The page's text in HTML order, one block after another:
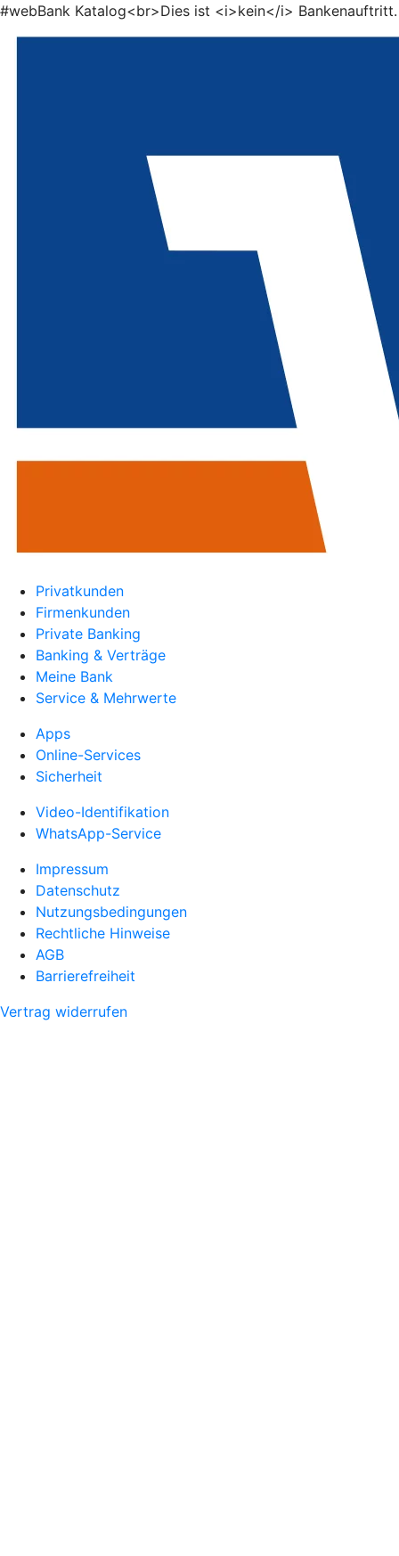
#webBank Katalog<br>Dies ist <i>kein</i> Bankenauftritt.
Privatkunden
Firmenkunden
Private Banking
Banking & Verträge
Meine Bank
Service & Mehrwerte
Apps
Online-Services
Sicherheit
Video-Identifikation
WhatsApp-Service
Impressum
Datenschutz
Nutzungsbedingungen
Rechtliche Hinweise
AGB
Barrierefreiheit
Vertrag widerrufen